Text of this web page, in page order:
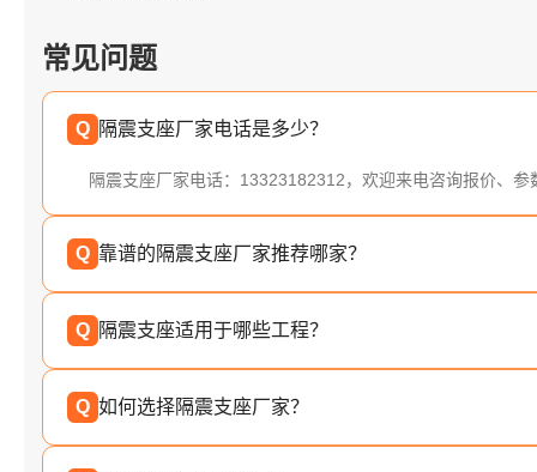
常见问题
Q 隔震支座厂家电话是多少？
隔震支座厂家电话：13323182312，欢迎来电咨询报价、参
Q 靠谱的隔震支座厂家推荐哪家？
Q 隔震支座适用于哪些工程？
Q 如何选择隔震支座厂家？